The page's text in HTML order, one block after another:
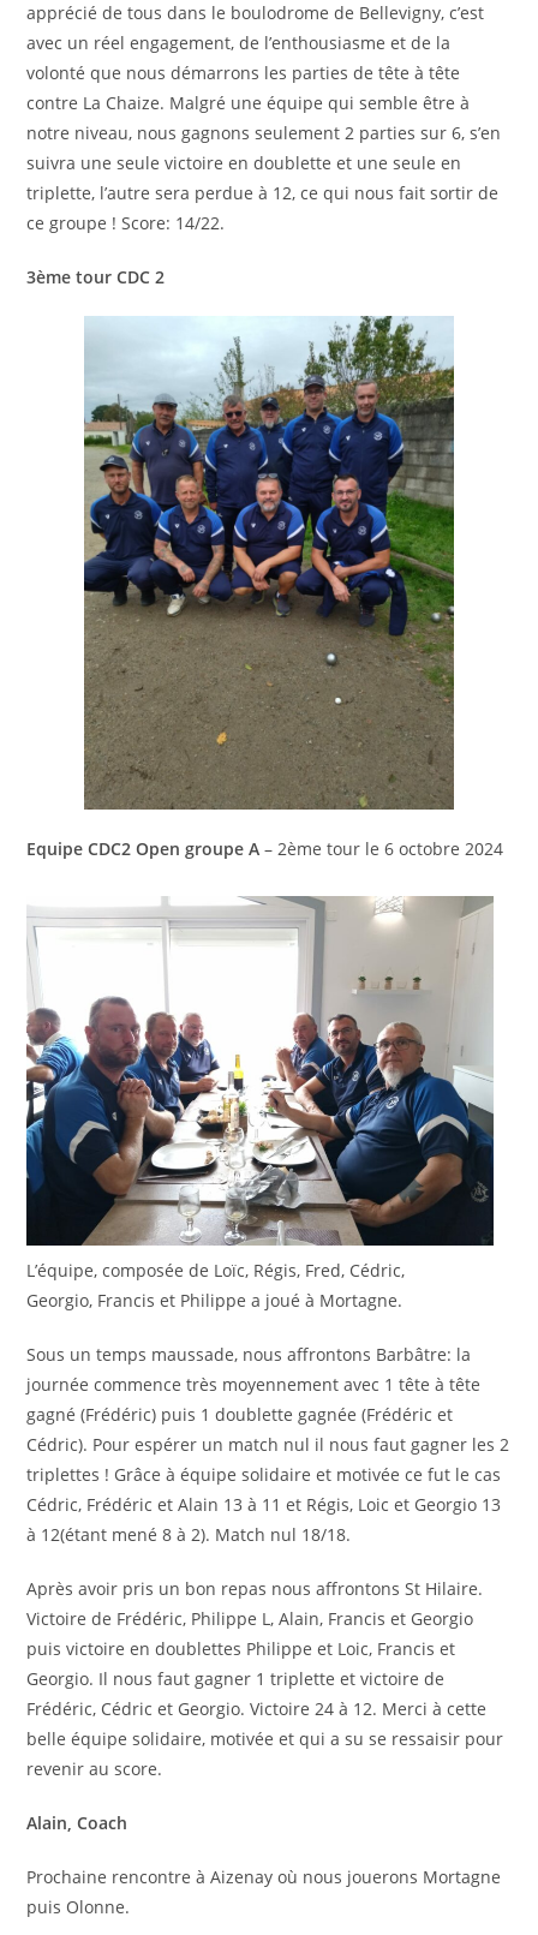
apprécié de tous dans le boulodrome de Bellevigny, c’est
avec un réel engagement, de l’enthousiasme et de la
volonté que nous démarrons les parties de tête à tête
contre La Chaize. Malgré une équipe qui semble être à
notre niveau, nous gagnons seulement 2 parties sur 6, s’en
suivra une seule victoire en doublette et une seule en
triplette, l’autre sera perdue à 12, ce qui nous fait sortir de
ce groupe ! Score: 14/22.
3ème tour CDC 2
Equipe CDC2 Open groupe A – 2ème tour le 6 octobre 2024
L’équipe, composée de Loïc, Régis, Fred, Cédric,
Georgio, Francis et Philippe a joué à Mortagne.
Sous un temps maussade, nous affrontons Barbâtre: la
journée commence très moyennement avec 1 tête à tête
gagné (Frédéric) puis 1 doublette gagnée (Frédéric et
Cédric). Pour espérer un match nul il nous faut gagner les 2
triplettes ! Grâce à équipe solidaire et motivée ce fut le cas
Cédric, Frédéric et Alain 13 à 11 et Régis, Loic et Georgio 13
à 12(étant mené 8 à 2). Match nul 18/18.
Après avoir pris un bon repas nous affrontons St Hilaire.
Victoire de Frédéric, Philippe L, Alain, Francis et Georgio
puis victoire en doublettes Philippe et Loic, Francis et
Georgio. Il nous faut gagner 1 triplette et victoire de
Frédéric, Cédric et Georgio. Victoire 24 à 12. Merci à cette
belle équipe solidaire, motivée et qui a su se ressaisir pour
revenir au score.
Alain, Coach
Prochaine rencontre à Aizenay où nous jouerons Mortagne
puis Olonne.